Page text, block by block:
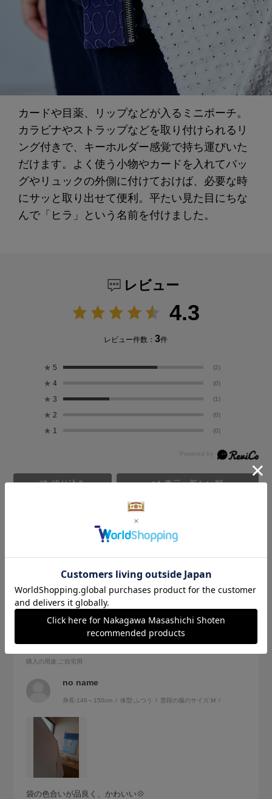
カードや目薬、リップなどが入るミニポーチ。
カラビナやストラップなどを取り付けられるリ
ング付きで、キーホルダー感覚で持ち運びいた
だけます。よく使う小物やカードを入れてバッ
グやリュックの外側に付けておけば、必要な時
にサッと取り出せて便利。平たい見た目にちな
んで「ヒラ」という名前を付けました。
レビュー
4.3
レビュー件数：3件
★ 5 (2)
★ 4 (0)
★ 3 (1)
★ 2 (0)
★ 1 (0)
絞り込み 表示：新しい順
和風でかわいい
サイズ：サイズなし 色：紺
購入の用途:ご自宅用
no name
身長:146～150cm 体型: ふつう 普段の服のサイズ:M
袋の色合いが品良く、かわいい💠